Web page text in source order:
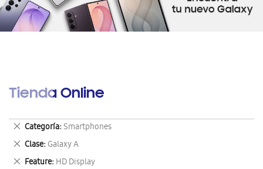
Tienda Online
Categoría Smartphones
Eliminar
este
artículo
Clase Galaxy A
Eliminar
este
Feature HD Display
Eliminar